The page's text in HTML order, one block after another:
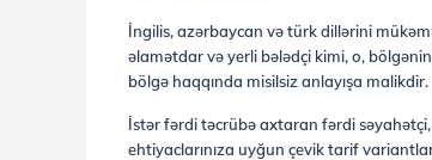
İngilis, azərbaycan və türk dillərini
əlamətdar və yerli bələdçi kimi, o,
bölgə haqqında misilsiz anlayışa malikdir.
İstər fərdi təcrübə axtaran fərdi
ehtiyaclarınıza uyğun çevik tarif